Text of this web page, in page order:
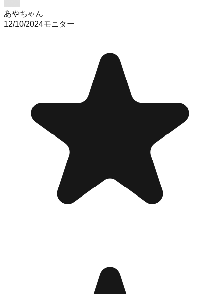
あやちゃん
12/10/2024モニター